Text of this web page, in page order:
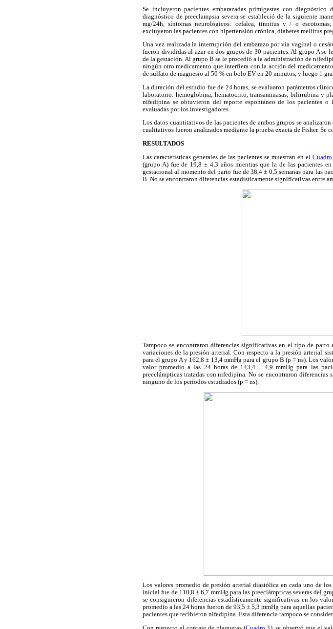
Se incluyeron pacientes embarazadas primigestas con
diagnóstico de preeclampsia severa se estableció de la siguiente
mg/24h, síntomas neurológicos: cefalea, tinnitus y / o
excluyeron las pacientes con hipertensión crónica, diabetes mellitus
Una vez realizada la interrupción del embarazo por vía vaginal o
fueron divididas al azar en dos grupos de 30 pacientes. Al grupo A
de la gestación. Al grupo B se le procedió a la administración de
ningún otro medicamento que interfiera con la acción del
de sulfato de magnesio al 50 % en bolo EV en 20 minutos, y luego 1
La duración del estudio fue de 24 horas, se evaluaron parámetros
laboratorio: hemoglobina, hematocrito, transaminasas, bilirrubina y
nifedipina se obtuvieron del reporte espontáneo de los pacientes o
evaluadas por los investigadores.
Los datos cuantitativos de las pacientes de ambos grupos se
cualitativos fueron analizados mediante la prueba exacta de Fisher. Se
RESULTADOS
Las características generales de las pacientes se muestran en elCuadro
(grupo A) fue de 19,8 ± 4,3 años mientras que la de las pacientes
gestacional al momento del parto fue de 38,4 ± 0,5 semanas para las
B. No se encontraron diferencias estadísticamente significativas entre
Tampoco se encontraron diferencias significativas en el tipo de
variaciones de la presión arterial. Con respecto a la presión arterial
para el grupo A y 162,8 ± 13,4 mmHg para el grupo B (p = ns). Los
valor promedio a las 24 horas de 143,4 ± 4,9 mmHg para las
preeclámpticas tratadas con nifedipina. No se encontraron
ninguno de los períodos estudiados (p = ns).
Los valores promedio de presión arterial diastólica en cada uno de
inicial fue de 110,8 ± 6,7 mmHg para las preeclámpticas severas del
se consiguieron diferencias estadísticamente significativas en los
promedio a las 24 horas fueron de 93,5 ± 5,3 mmHg para aquellas
pacientes que recibieron nifedipina. Esta diferencia tampoco se